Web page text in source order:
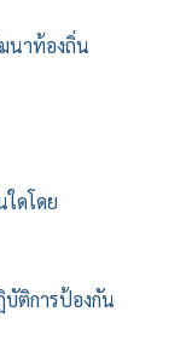
นาท้องถิ่น
ดโดย
ติการป้องกัน